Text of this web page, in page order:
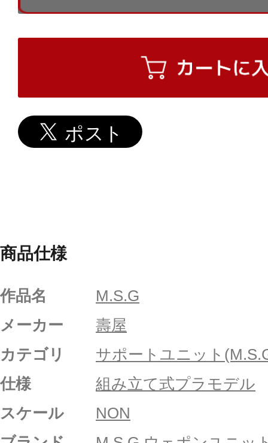
商品仕様
作品名
M.S.G
メーカー
壽屋
カテゴリ
サポートユニット
仕様
組み立て式プラモデル
スケール
NON